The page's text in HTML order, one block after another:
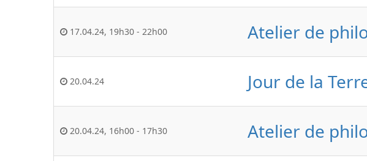
17.04.24, 19h30 - 22h00 Atelier de
20.04.24 Jour de la
20.04.24, 16h00 - 17h30 Atelier de